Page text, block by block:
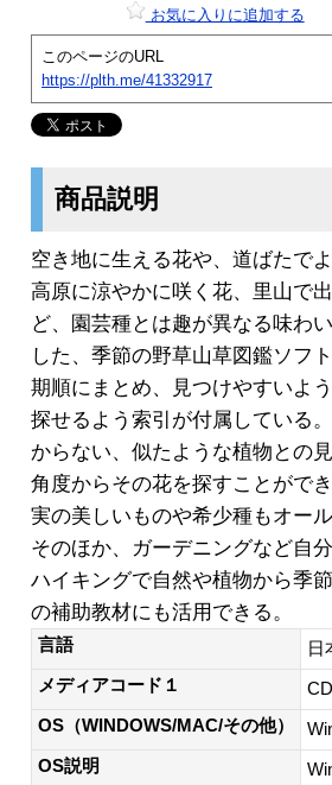
お気に入りに追加する
このページのURL
https://plth.me/41332917
商品説明
空き地に生える花や、道ばたで
高原に涼やかに咲く花、里山で
ど、園芸種とは趣が異なる味わ
した、季節の野草山草図鑑ソフ
期順にまとめ、見つけやすいよ
探せるよう索引が付属している
からない、似たような植物との
角度からその花を探すことがで
実の美しいものや希少種もオー
そのほか、ガーデニングなど自
ハイキングで自然や植物から季
の補助教材にも活用できる。
言語
日
メディアコード１
OS（WINDOWS/MAC/その他）
OS説明